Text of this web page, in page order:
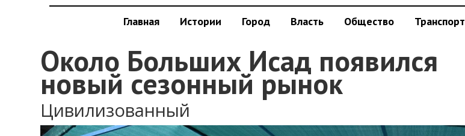
Главная Истории Город Власть Общество Транспорт
Около Больших Исад появился
новый сезонный рынок
Цивилизованный